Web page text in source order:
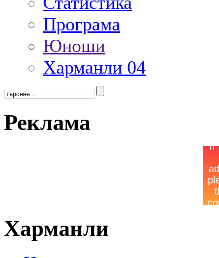
Програма
Юноши
Харманли 04
Реклама
Харманли